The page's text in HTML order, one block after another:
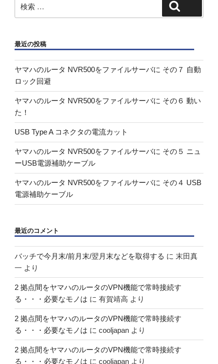
索:
最近の投稿
ヤマハのルータ NVR500をファイルサーバに その７ 自動
ロック回避
ヤマハのルータ NVR500をファイルサーバに その６ 動い
た！
USB Type A コネクタの電流カット
ヤマハのルータ NVR500をファイルサーバに その５ ニュ
ーUSB電源補助ケーブル
ヤマハのルータ NVR500をファイルサーバに その４ USB
電源補助ケーブル
最近のコメント
バッチで今月末/前月末/翌月末などを取得する に 末田真
一 より
2 拠点間をヤマハのルータのVPN機能で常時接続す
る・・・必要なモノは に 有賀靖高 より
2 拠点間をヤマハのルータのVPN機能で常時接続す
る・・・必要なモノは に cooljapan より
2 拠点間をヤマハのルータのVPN機能で常時接続す
る・・・必要なモノは に cooljapan より